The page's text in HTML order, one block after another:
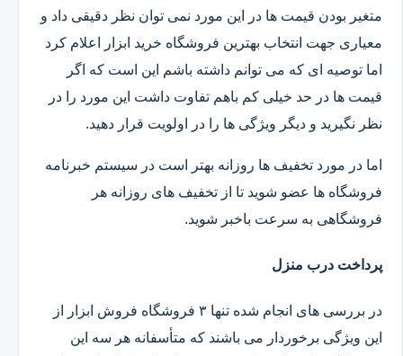
متغیر بودن قیمت ها در این مورد نمی توان نظر دقیقی داد و
معیاری جهت انتخاب بهترین فروشگاه خرید ابزار اعلام کرد
اما توصیه ای که می توانم داشته باشم این است که اگر
قیمت ها در حد خیلی کم باهم تفاوت داشت این مورد را در
نظر نگیرید و دیگر ویژگی ها را در اولویت قرار دهید.
اما در مورد تخفیف ها روزانه بهتر است در سیستم خبرنامه
فروشگاه ها عضو شوید تا از تخفیف های روزانه هر
فروشگاهی به سرعت باخبر شوید.
پرداخت درب منزل
در بررسی های انجام شده تنها ۳ فروشگاه فروش ابزار از
این ویژگی برخوردار می باشند که متأسفانه هر سه این